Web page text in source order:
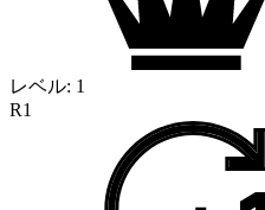
レベル: 1
R1